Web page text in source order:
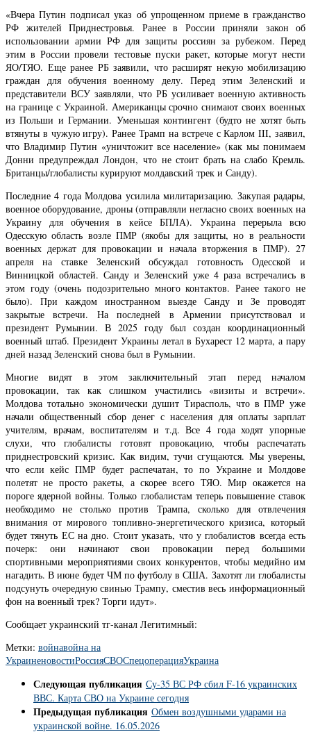
«Вчера Путин подписал указ об упрощенном приеме в гражданство
РФ жителей Приднестровья. Ранее в России приняли закон об
использовании армии РФ для защиты россиян за рубежом. Перед
этим в России провели тестовые пуски ракет, которые могут нести
ЯО/ТЯО. Еще ранее РБ заявили, что расширят некую мобилизацию
граждан для обучения военному делу. Перед этим Зеленский и
представители ВСУ заявляли, что РБ усиливает военную активность
на границе с Украиной. Американцы срочно снимают своих военных
из Польши и Германии. Уменьшая контингент (будто не хотят быть
втянуты в чужую игру). Ранее Трамп на встрече с Карлом III, заявил,
что Владимир Путин «уничтожит все население» (как мы понимаем
Донни предупреждал Лондон, что не стоит брать на слабо Кремль.
Британцы/глобалисты курируют молдавский трек и Санду).
Последние 4 года Молдова усилила милитаризацию. Закупая радары,
военное оборудование, дроны (отправляли негласно своих военных на
Украину для обучения в кейсе БПЛА). Украина перерыла всю
Одесскую область возле ПМР (якобы для защиты, но в реальности
военных держат для провокации и начала вторжения в ПМР). 27
апреля на ставке Зеленский обсуждал готовность Одесской и
Винницкой областей. Санду и Зеленский уже 4 раза встречались в
этом году (очень подозрительно много контактов. Ранее такого не
было). При каждом иностранном выезде Санду и Зе проводят
закрытые встречи. На последней в Армении присутствовал и
президент Румынии. В 2025 году был создан координационный
военный штаб. Президент Украины летал в Бухарест 12 марта, а пару
дней назад Зеленский снова был в Румынии.
Многие видят в этом заключительный этап перед началом
провокации, так как слишком участились «визиты и встречи».
Молдова тотально экономически душит Тирасполь, что в ПМР уже
начали общественный сбор денег с населения для оплаты зарплат
учителям, врачам, воспитателям и т.д. Все 4 года ходят упорные
слухи, что глобалисты готовят провокацию, чтобы распечатать
приднестровский кризис. Как видим, тучи сгущаются. Мы уверены,
что если кейс ПМР будет распечатан, то по Украине и Молдове
полетят не просто ракеты, а скорее всего ТЯО. Мир окажется на
пороге ядерной войны. Только глобалистам теперь повышение ставок
необходимо не столько против Трампа, сколько для отвлечения
внимания от мирового топливно-энергетического кризиса, который
будет тянуть ЕС на дно. Стоит указать, что у глобалистов всегда есть
почерк: они начинают свои провокации перед большими
спортивными мероприятиями своих конкурентов, чтобы медийно им
нагадить. В июне будет ЧМ по футболу в США. Захотят ли глобалисты
подсунуть очередную свинью Трампу, сместив весь информационный
фон на военный трек? Торги идут».
Сообщает украинский тг-канал Легитимный:
Метки: войнавойна на
УкраиненовостиРоссияСВОСпецоперацияУкраина
Следующая публикация Су-35 ВС РФ сбил F-16 украинских
ВВС. Карта СВО на Украине сегодня
Предыдущая публикация Обмен воздушными ударами на
украинской войне. 16.05.2026